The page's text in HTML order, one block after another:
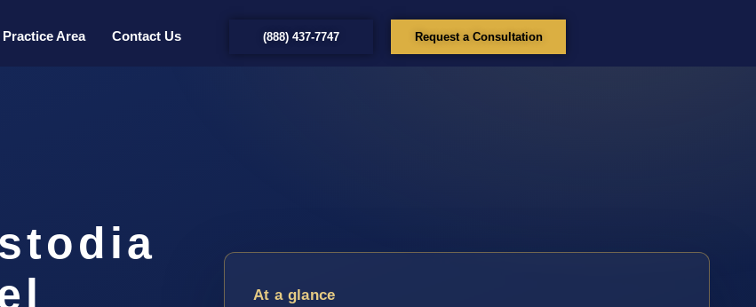
Practice Area Contact Us (888) 437-7747 Request a Consultation
At a glance